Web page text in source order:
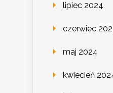
lipiec 2024
czerwiec
maj 2024
kwiecień